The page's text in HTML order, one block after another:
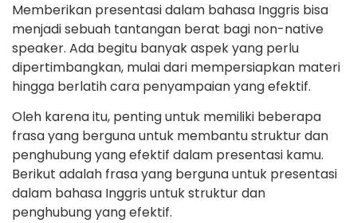
Memberikan presentasi dalam bahasa Inggris bisa
menjadi sebuah tantangan berat bagi non-native
speaker. Ada begitu banyak aspek yang perlu
dipertimbangkan, mulai dari mempersiapkan materi
hingga berlatih cara penyampaian yang efektif.
Oleh karena itu, penting untuk memiliki beberapa
frasa yang berguna untuk membantu struktur dan
penghubung yang efektif dalam presentasi kamu.
Berikut adalah frasa yang berguna untuk presentasi
dalam bahasa Inggris untuk struktur dan
penghubung yang efektif.